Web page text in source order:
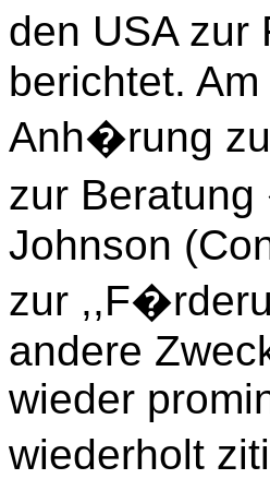
den USA
berichtet.
Anh�rung
zur
Johnson
zur
andere
wieder
wiederholt